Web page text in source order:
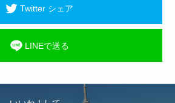
Twitter シェア
LINEで送る